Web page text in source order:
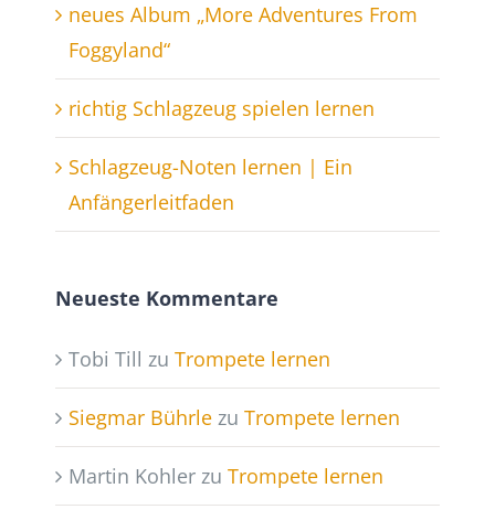
neues Album „More Adventures From
Foggyland“
richtig Schlagzeug spielen lernen
Schlagzeug-Noten lernen | Ein
Anfängerleitfaden
Neueste Kommentare
Tobi Till zu Trompete lernen
Siegmar Bührle zu Trompete lernen
Martin Kohler zu Trompete lernen